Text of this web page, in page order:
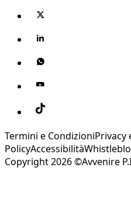
Termini e CondizioniPrivacy
PolicyAccessibilità
Copyright 2026 ©Avvenire